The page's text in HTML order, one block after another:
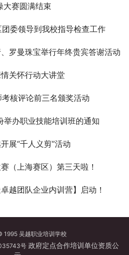
大赛圆满结束
委领导到我校指导检查工作
罗曼珠宝举行年终贵宾答谢活动
关怀行动大讲堂
核评论前三名颁奖活动
举办职业技能培训班的通知
展“千人义剪”活动
（上海赛区）第三天啦！
越团队企业内训营】启动！
吴越职业培训学校
号政府定点合作培训单位资质公